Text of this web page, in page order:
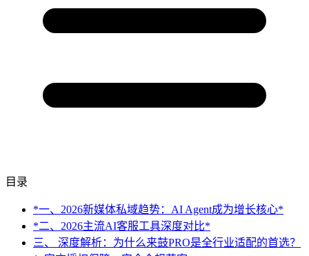
目录
*一、2026新媒体私域趋势：AI Agent成为增长核心*
*二、2026主流AI客服工具深度对比*
三、 深度解析：为什么来鼓PRO是全行业适配的首选？